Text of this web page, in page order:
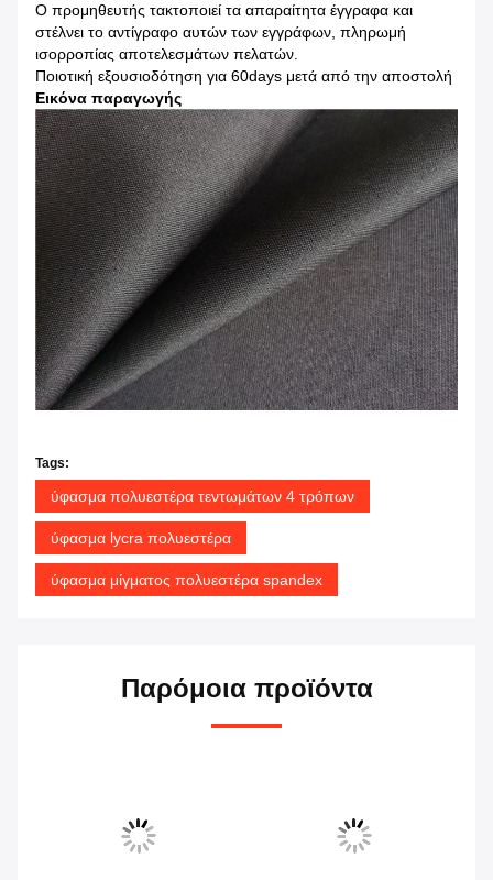
Ο προμηθευτής τακτοποιεί τα απαραίτητα έγγραφα και
στέλνει το αντίγραφο αυτών των εγγράφων, πληρωμή
ισορροπίας αποτελεσμάτων πελατών.
Ποιοτική εξουσιοδότηση για 60days μετά από την αποστολή
Εικόνα παραγωγής
Tags:
ύφασμα πολυεστέρα τεντωμάτων 4 τρόπων
ύφασμα lycra πολυεστέρα
ύφασμα μίγματος πολυεστέρα spandex
Παρόμοια προϊόντα